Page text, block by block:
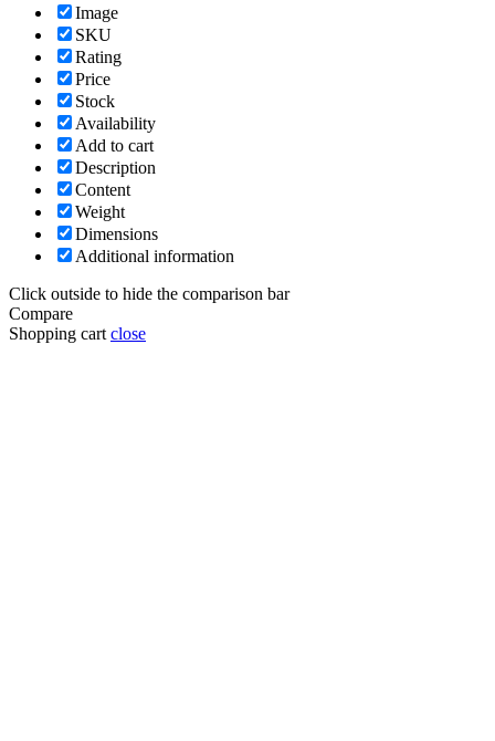
Image
SKU
Rating
Price
Stock
Availability
Add to cart
Description
Content
Weight
Dimensions
Additional information
Click outside to hide the comparison bar
Compare
Shopping cart close